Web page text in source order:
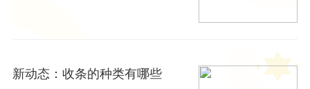
新动态：收条的种类有哪些